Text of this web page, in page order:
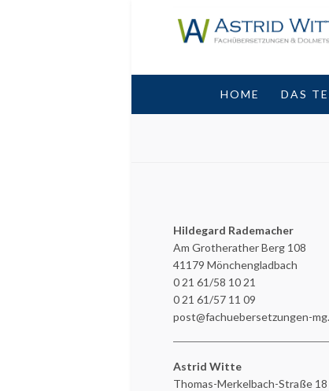
HOME DAS
Hildegard Rademacher
Am Grotherather Berg 108
41179 Mönchengladbach
0 21 61/58 10 21
0 21 61/57 11 09
post@fachuebersetzungen-
Astrid Witte
Thomas-Merkelbach-Straße 18